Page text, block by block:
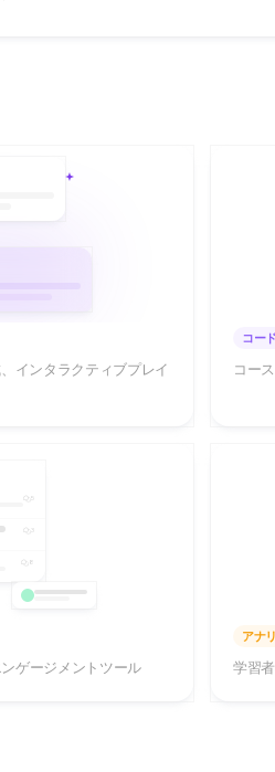
インタラクティブプレイ
コー
コー
5
3
8
ゲージメントツール
アナ
学習